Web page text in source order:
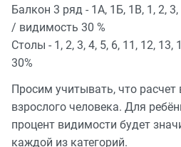
Балкон 3 ряд - 1А, 1Б, 1В, 1, 2,
/ видимость 30 %
Столы - 1, 2, 3, 4, 5, 6, 11, 12,
30%
Просим учитывать, что
взрослого человека. Для
процент видимости будет
каждой из категорий.